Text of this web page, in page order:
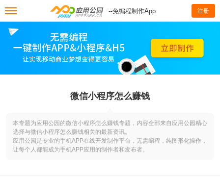
--免编程制作App 注册
微信小程序怎么赚钱
本专题为应用公园的微信小程序怎么赚钱专题，内容全部来自应用公园精心
选择与微信小程序怎么赚钱相关的最新资讯。
应用公园是专业的手机APP在线开发制作平台，无需编程，纯图形化操作，
让每个人都能成为手机APP应用的制作者和发布者。